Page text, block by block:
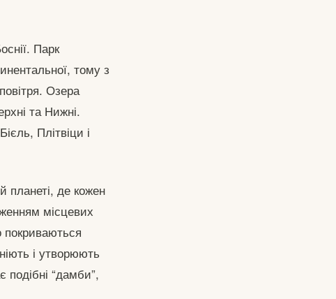
Парк
тому з
Озера
та Нижні.
Плітвіци і
планеті, де кожен
місцевих
покриваються
і утворюють
подібні “дамби”,